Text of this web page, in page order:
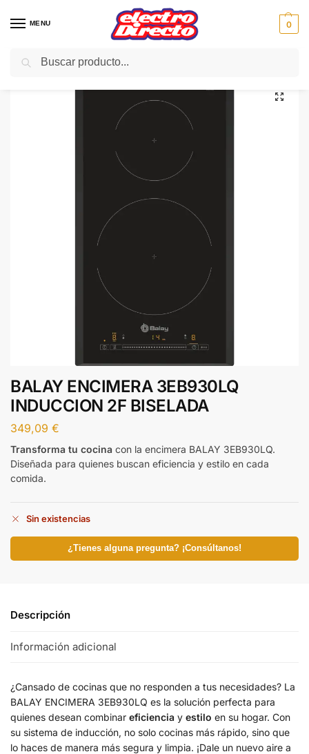
MENU 0
Inicio Gama blanca Encimeras
BALAY ENCIMERA 3EB930LQ
INDUCCION 2F BISELADA
349,09 €
Transforma tu cocina con la encimera BALAY 3EB930LQ.
Diseñada para quienes buscan eficiencia y estilo en cada
comida.
Sin existencias
¿Tienes alguna pregunta? ¡Consúltanos!
Descripción
Información adicional
¿Cansado de cocinas que no responden a tus necesidades? La
BALAY ENCIMERA 3EB930LQ es la solución perfecta para
quienes desean combinar eficiencia y estilo en su hogar. Con
su sistema de inducción, no solo cocinas más rápido, sino que
lo haces de manera más segura y limpia. ¡Dale un nuevo aire a